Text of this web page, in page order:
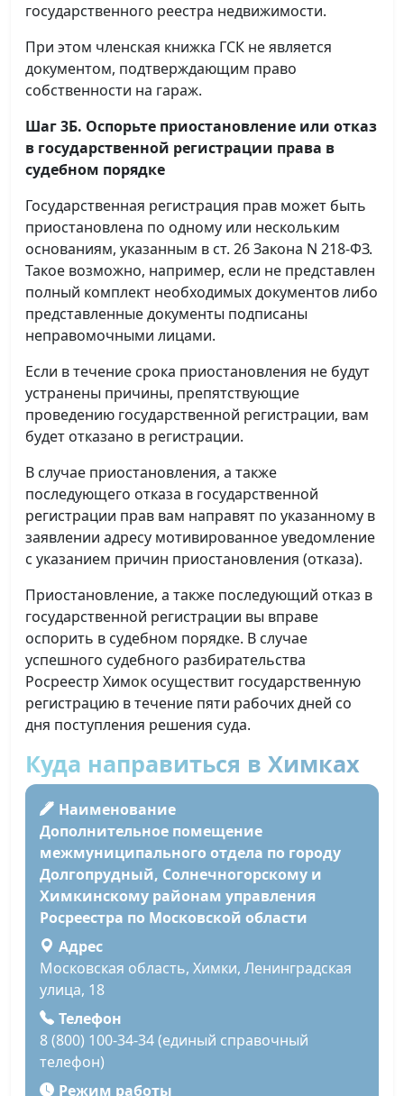
государственного реестра недвижимости.
При этом членская книжка ГСК не является
документом, подтверждающим право
собственности на гараж.
Шаг 3Б. Оспорьте приостановление или отказ
в государственной регистрации права в
судебном порядке
Государственная регистрация прав может быть
приостановлена по одному или нескольким
основаниям, указанным в ст. 26 Закона N 218-ФЗ.
Такое возможно, например, если не представлен
полный комплект необходимых документов либо
представленные документы подписаны
неправомочными лицами.
Если в течение срока приостановления не будут
устранены причины, препятствующие
проведению государственной регистрации, вам
будет отказано в регистрации.
В случае приостановления, а также
последующего отказа в государственной
регистрации прав вам направят по указанному в
заявлении адресу мотивированное уведомление
с указанием причин приостановления (отказа).
Приостановление, а также последующий отказ в
государственной регистрации вы вправе
оспорить в судебном порядке. В случае
успешного судебного разбирательства
Росреестр Химок осуществит государственную
регистрацию в течение пяти рабочих дней со
дня поступления решения суда.
Куда направиться в Химках
Наименование
Дополнительное помещение
межмуниципального отдела по городу
Долгопрудный, Солнечногорскому и
Химкинскому районам управления
Росреестра по Московской области
Адрес
Московская область, Химки, Ленинградская
улица, 18
Телефон
8 (800) 100-34-34 (единый справочный
телефон)
Режим работы